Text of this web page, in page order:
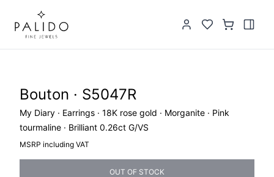
Bouton · S5047R
My Diary · Earrings · 18K rose gold · Morganite · Pink
tourmaline · Brilliant 0.26ct G/VS
MSRP including VAT
OUT OF STOCK